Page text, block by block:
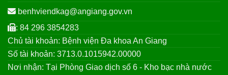
benhviendkag@angiang.gov.vn
: 84 296 3854283
Chủ tài khoản: Bệnh viện Đa khoa An Giang
Số tài khoản: 3713.0.1015942.00000
Nơi nhận: Tại Phòng Giao dịch số 6 - Kho bạc nhà nước